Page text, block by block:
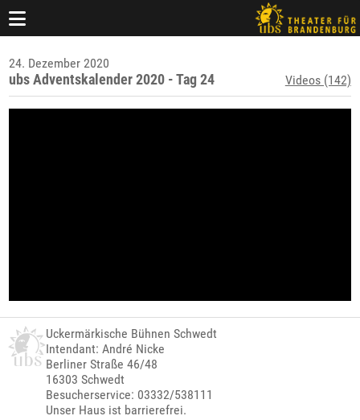
24. Dezember 2020
ubs Adventskalender 2020 - Tag 24 Videos (142)
Uckermärkische Bühnen Schwedt
Intendant: André Nicke
Berliner Straße 46/48
16303 Schwedt
Besucherservice: 03332/538111
Unser Haus ist barrierefrei.